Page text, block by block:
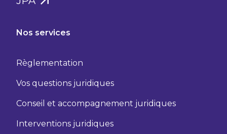
Nos services
Règlementation
Vos questions juridiques
Conseil et accompagnement juridiques
Interventions juridiques